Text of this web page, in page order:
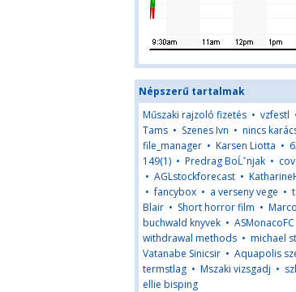
Népszerű tartalmak
Műszaki rajzoló fizetés • vzfestl
Tams • Szenes Ivn • nincs
file_manager • Karsen Liotta •
149(1) • Predrag BoĹˇnjak •
• AGLstockforecast •
•fancybox • a verseny vege •
Blair • Short horror film •
buchwald knyvek • ASMonacoFC
withdrawal methods • michael
Vatanabe Sinicsir • Aquapolis
termstlag • Mszaki vizsgadj •
ellie bisping